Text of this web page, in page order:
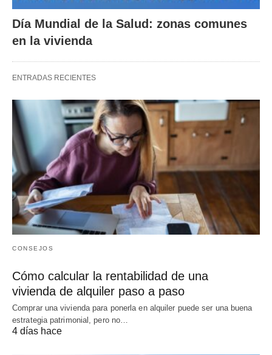
Día Mundial de la Salud: zonas comunes
en la vivienda
ENTRADAS RECIENTES
CONSEJOS
Cómo calcular la rentabilidad de una
vivienda de alquiler paso a paso
Comprar una vivienda para ponerla en alquiler puede ser una buena
estrategia patrimonial, pero no…
4 días hace